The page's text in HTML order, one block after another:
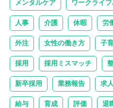
メンタルケア ワークライ
人事 介護 休暇 労
外注 女性の働き方 子
採用 採用ミスマッチ
新卒採用 業務報告 求人
給与 育成 評価 退